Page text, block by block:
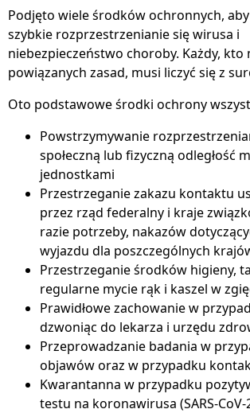
Podjęto wiele środków ochronnych,
szybkie rozprzestrzenianie się wirusa i
niebezpieczeństwo choroby. Każdy, kto
powiązanych zasad, musi liczyć się z
Oto podstawowe środki ochrony
Powstrzymywanie
społeczną lub fizyczną odległość
jednostkami
Przestrzeganie zakazu kontaktu
przez rząd federalny i kraje
razie potrzeby, nakazów
wyjazdu dla poszczególnych
Przestrzeganie środków higieny,
regularne mycie rąk i kaszel w
Prawidłowe zachowanie w
dzwoniąc do lekarza i urzędu
Przeprowadzanie badania w
objawów oraz w przypadku
Kwarantanna w przypadku
testu na koronawirusa (SARS-CoV-